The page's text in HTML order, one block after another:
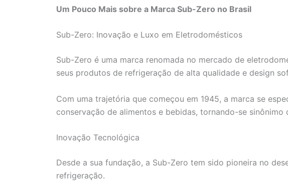
Um Pouco Mais sobre a Marca Sub-Zero no Brasil
Sub-Zero: Inovação e Luxo em Eletrodomésticos
Sub-Zero é uma marca renomada no mercado de
seus produtos de refrigeração de alta qualidade e design
Com uma trajetória que começou em 1945, a marca se
conservação de alimentos e bebidas, tornando-se
Inovação Tecnológica
Desde a sua fundação, a Sub-Zero tem sido pioneira no
refrigeração.